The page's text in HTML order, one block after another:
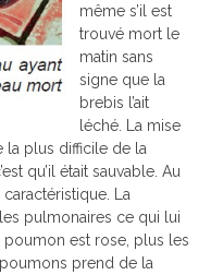
même s’il est
trouvé mort le
matin sans
signe que la
brebis l’ait
léché. La mise
la plus difficile de la
qu’il était sauvable. Au
La
pulmonaires ce qui lui
est rose, plus les
prend de la